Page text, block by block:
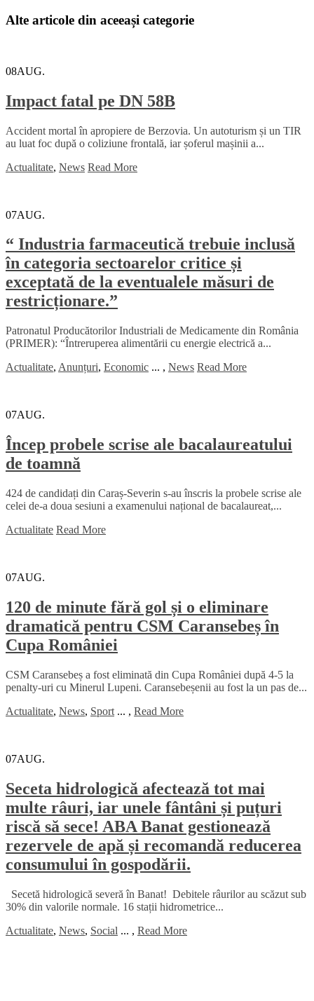
Alte articole din aceeași categorie
08AUG.
Impact fatal pe DN 58B
Accident mortal în apropiere de Berzovia. Un autoturism și un TIR
au luat foc după o coliziune frontală, iar șoferul mașinii a...
Actualitate, News Read More
07AUG.
“ Industria farmaceutică trebuie inclusă
în categoria sectoarelor critice și
exceptată de la eventualele măsuri de
restricționare.”
Patronatul Producătorilor Industriali de Medicamente din România
(PRIMER): “Întreruperea alimentării cu energie electrică a...
Actualitate, Anunțuri, Economic ... , News Read More
07AUG.
Încep probele scrise ale bacalaureatului
de toamnă
424 de candidați din Caraș-Severin s-au înscris la probele scrise ale
celei de-a doua sesiuni a examenului național de bacalaureat,...
Actualitate Read More
07AUG.
120 de minute fără gol și o eliminare
dramatică pentru CSM Caransebeș în
Cupa României
CSM Caransebeș a fost eliminată din Cupa României după 4-5 la
penalty-uri cu Minerul Lupeni. Caransebeșenii au fost la un pas de...
Actualitate, News, Sport ... , Read More
07AUG.
Seceta hidrologică afectează tot mai
multe râuri, iar unele fântâni și puțuri
riscă să sece! ABA Banat gestionează
rezervele de apă și recomandă reducerea
consumului în gospodării.
Secetă hidrologică severă în Banat! Debitele râurilor au scăzut sub
30% din valorile normale. 16 stații hidrometrice...
Actualitate, News, Social ... , Read More